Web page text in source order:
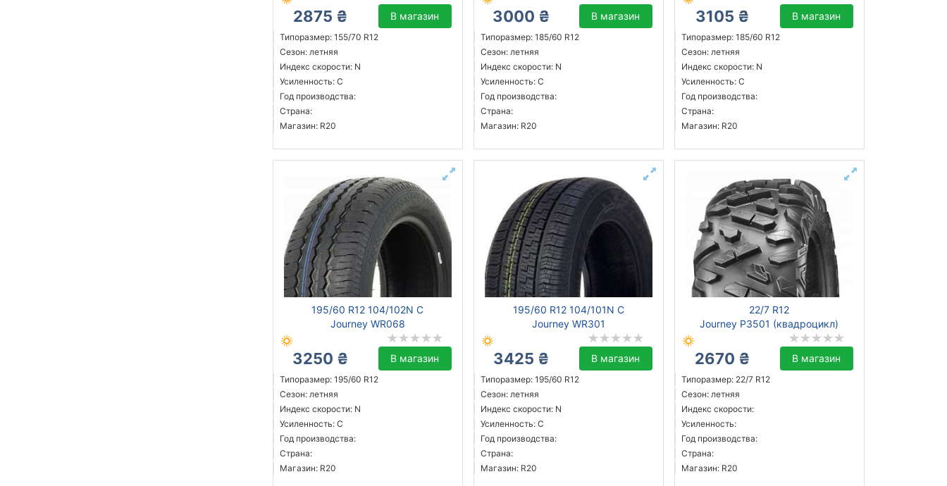
2875 ₴ В магазин
Типоразмер: 155/70 R12
Сезон: летняя
Индекс скорости: N
Усиленность: C
Год производства:
Страна:
Магазин: R20
3000 ₴ В магазин
Типоразмер: 185/60 R12
Сезон: летняя
Индекс скорости: N
Усиленность: C
Год производства:
Страна:
Магазин: R20
3105 ₴ В магазин
Типоразмер: 185/60 R12
Сезон: летняя
Индекс скорости: N
Усиленность: C
Год производства:
Страна:
Магазин: R20
195/60 R12 104/102N C
Journey WR068
3250 ₴ В магазин
Типоразмер: 195/60 R12
Сезон: летняя
Индекс скорости: N
Усиленность: C
Год производства:
Страна:
Магазин: R20
195/60 R12 104/101N C
Journey WR301
3425 ₴ В магазин
Типоразмер: 195/60 R12
Сезон: летняя
Индекс скорости: N
Усиленность: C
Год производства:
Страна:
Магазин: R20
22/7 R12
Journey P3501 (квадроцикл)
2670 ₴ В магазин
Типоразмер: 22/7 R12
Сезон: летняя
Индекс скорости:
Усиленность:
Год производства:
Страна:
Магазин: R20